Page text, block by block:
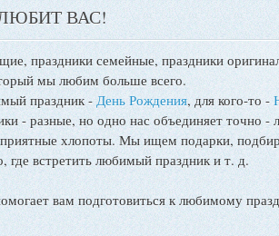
ВАС!
праздники семейные, праздники
мы любим больше всего.
праздник -День Рождения, для кого-то -
- разные, но одно нас объединяет точно -
хлопоты. Мы ищем подарки,
где встретить любимый праздник и т. д.
вам подготовиться к любимому